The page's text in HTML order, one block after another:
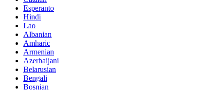
Esperanto
Hindi
Lao
Albanian
Amharic
Armenian
Azerbaijani
Belarusian
Bengali
Bosnian